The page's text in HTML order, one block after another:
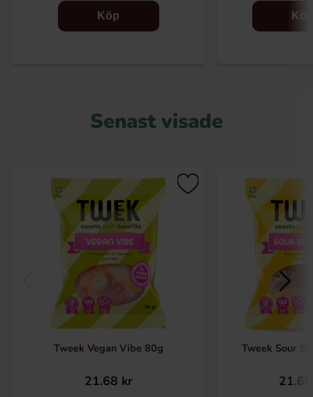
Köp Köp
Senast visade
Tweek Vegan Vibe 80g
21.68 kr
Tweek Sour